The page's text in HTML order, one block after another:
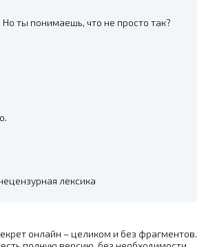
ты понимаешь, что не просто так?
лексика
онлайн – целиком и без фрагментов.